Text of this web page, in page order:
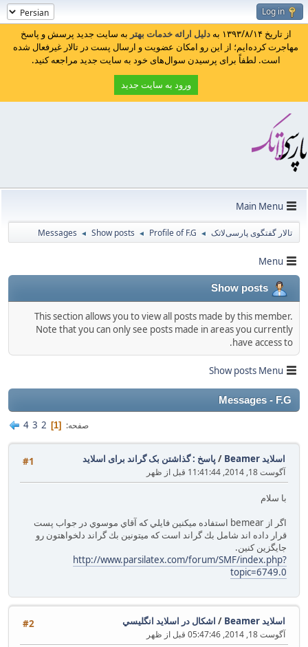
Log in
از تاریخ ۱۳۹۳/۸/۱۴ به دلیل ارائه خدمات بهتر به سایت جدید پرسش و پاسخ
مهاجرت کرده‌ایم؛ از این رو امکان عضویت و ارسال پست در تالار غیرفعال شده
است. لطفاً برای پرسیدن سوال‌های خود به سایت جدید مراجعه کنید.
ورود به سایت جدید
Main Menu
تالار گفتگوی پارسی‌لاتک ◄
Profile of F.G
◄
Show posts
◄
Messages
Menu
Show posts
This section allows you to view all posts made by this member.
Note that you can only see posts made in areas you currently
have access to.
Show posts Menu
Messages - F.G
صفحه 1
2
3
4
#1 اسلاید Beamer / پاسخ : گذاشتن بک گراند برای اسلاید
آگوست 18, 2014, 11:41:44 قبل از ظهر
با سلام
اگر از bemear‌ استفاده ميكنين فايلي كه آقاي موسوي در جواب پست
قرار داده اند شامل بك گراند است كه ميتونين بك گراند دلخواهتون رو
جايگزين كنين.
http://www.parsilatex.com/forum/SMF/index.php?
topic=6749.0
#2 اسلاید Beamer / اشكال در اسلايد انگليسي
آگوست 18, 2014, 05:47:46 قبل از ظهر